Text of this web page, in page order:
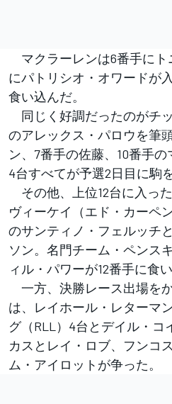
マクラーレンは6番手にト
にパトリシオ・オワードが
食い込んだ。
同じく好調だったのがチ
のアレックス・パロウを筆
ン、7番手の佐藤、10番手
4台すべてが予選2日目に駒
その他、上位12台に入っ
ヴィーケイ（エド・カーペ
のサンティノ・フェルッチ
ソン。名門チーム・ペンス
ィル・パワーが12番手に食
一方、決勝レース出場を
は、レイホール・レターマ
グ（RLL）4台とデイル・コ
カスとレイ・ロブ、フンコ
ム・アイロットが争った。